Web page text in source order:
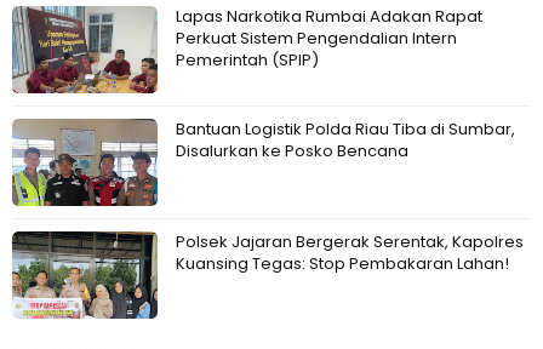
Lapas Narkotika Rumbai Adakan Rapat
Perkuat Sistem Pengendalian Intern
Pemerintah (SPIP)
Bantuan Logistik Polda Riau Tiba di Sumbar,
Disalurkan ke Posko Bencana
Polsek Jajaran Bergerak Serentak, Kapolres
Kuansing Tegas: Stop Pembakaran Lahan!